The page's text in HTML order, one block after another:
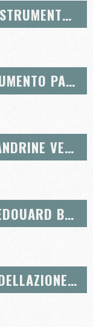
TUTORIAL SU SKETCHUP – STRUMENTO DI PITTURA PER PC
SKETCHUP TUTORIAL | STRUMENTO PAINT POT PER MAC
FORMAZIONE SKETCHUP: SANDRINE VERELST, DESIGNER D’INTERNI
FORMAZIONE SKETCHUP – EDOUARD BISBROUCK, COSTRUZIONE BOIS, CHARPENTE
TUTORIAL SKETCHUP – MODELLAZIONE DA UN’IMMAGINE ADATTATA